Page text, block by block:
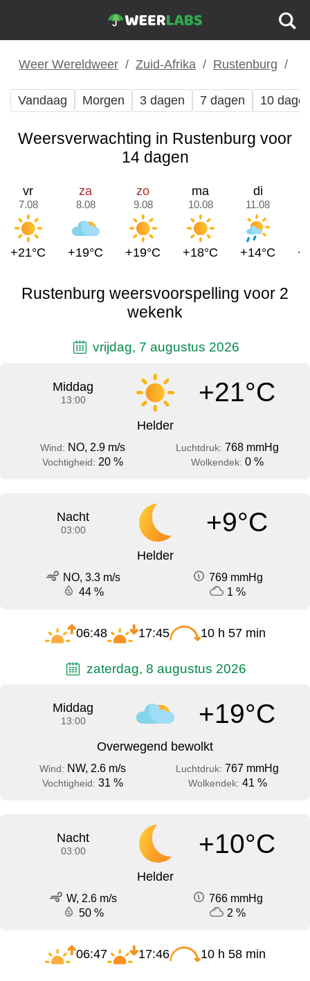
Weer Wereldweer Zuid-Afrika Rustenburg
Vandaag Morgen 3 dagen 7 dagen 10
Weersverwachting in Rustenburg voor
14 dagen
vr
7.08
+21°C
za
8.08
+19°C
zo
9.08
+19°C
ma
10.08
+18°C
di
11.08
+14°C
Rustenburg weersvoorspelling voor 2
wekenk
vrijdag, 7 augustus 2026
Middag
13:00 +21°C
Helder
Wind: NO, 2.9 m/s Luchtdruk: 768 mmHg
Vochtigheid: 20 % Wolkendek: 0 %
Nacht
03:00 +9°C
Helder
NO, 3.3 m/s
769 mmHg
44 %
1 %
06:48 17:45 10 h 57 min
zaterdag, 8 augustus 2026
Middag
13:00 +19°C
Overwegend bewolkt
Wind: NW, 2.6 m/s Luchtdruk: 767 mmHg
Vochtigheid: 31 % Wolkendek: 41 %
Nacht
03:00 +10°C
Helder
W, 2.6 m/s
766 mmHg
50 %
2 %
06:47 17:46 10 h 58 min